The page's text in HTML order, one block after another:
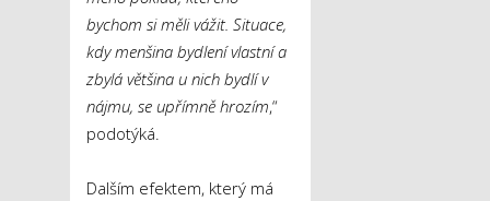
bychom si měli vážit. Situace,
kdy menšina bydlení vlastní a
zbylá většina u nich bydlí v
nájmu, se upřímně hrozím,“
podotýká.
Dalším efektem, který má